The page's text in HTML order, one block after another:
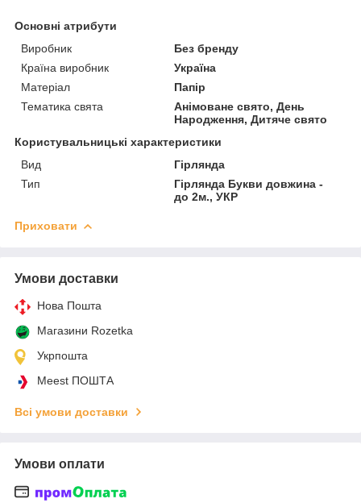
Основні атрибути
Виробник
Без бренду
Країна виробник
Україна
Матеріал
Папір
Тематика свята
Анімоване свято, День
Народження, Дитяче свято
Користувальницькі характеристики
Вид
Гірлянда
Тип
Гірлянда Букви довжина -
до 2м., УКР
Приховати
Умови доставки
Нова Пошта
Магазини Rozetka
Укрпошта
Meest ПОШТА
Всі умови доставки
Умови оплати